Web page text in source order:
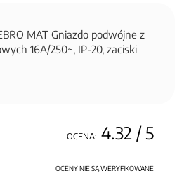
MAT Gniazdo podwójne z
16A/250~, IP-20, zaciski
OCENA: 4.32 / 5
OCENY NIE SĄ WERYFIKOWANE